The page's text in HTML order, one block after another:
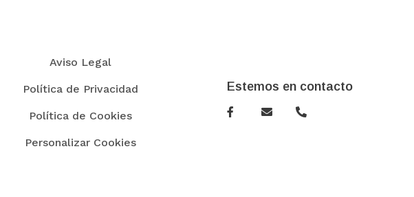
Aviso Legal
Política de Privacidad
Política de Cookies
Personalizar Cookies
Estemos en contacto